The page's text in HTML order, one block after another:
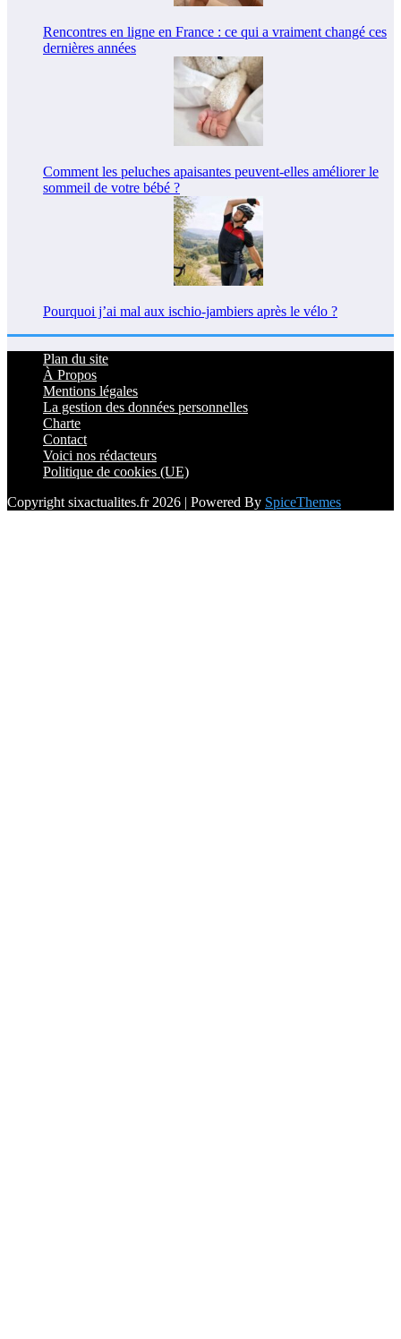
Rencontres en ligne en France : ce qui a vraiment changé ces
dernières années
Comment les peluches apaisantes peuvent-elles améliorer le
sommeil de votre bébé ?
Pourquoi j’ai mal aux ischio-jambiers après le vélo ?
Plan du site
À Propos
Mentions légales
La gestion des données personnelles
Charte
Contact
Voici nos rédacteurs
Politique de cookies (UE)
Copyright sixactualites.fr 2026 | Powered By SpiceThemes